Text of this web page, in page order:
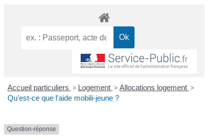
Accueil particuliers > Logement > Allocations logement >
Qu'est-ce que l'aide mobili-jeune ?
Question-réponse